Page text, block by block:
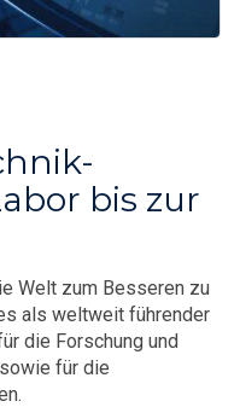
bis zur
Welt zum Besseren zu
als weltweit führender
die Forschung und
für die